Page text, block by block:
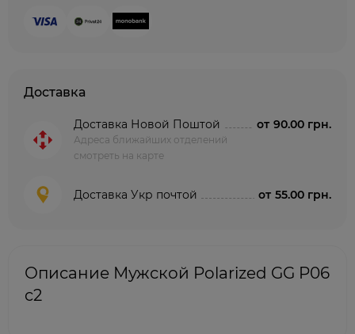
Доставка
Доставка Новой Поштой
Адреса ближайших отделений
смотреть на карте
от 90.00 грн.
Доставка Укр почтой от 55.00 грн.
Описание Мужской Polarized GG P06
c2